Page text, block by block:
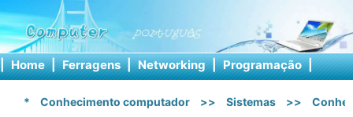
| Home | Ferragens | Networking | Programação |
* Conhecimento computador >> Sistemas >>